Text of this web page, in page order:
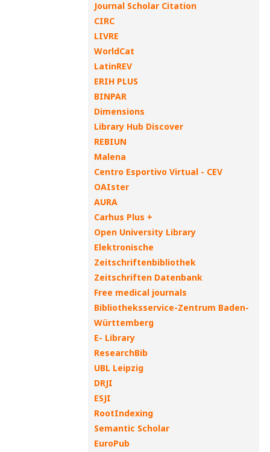
Journal Scholar Citation
CIRC
LIVRE
WorldCat
LatinREV
ERIH PLUS
BINPAR
Dimensions
Library Hub Discover
REBIUN
Malena
Centro Esportivo Virtual - CEV
OAIster
AURA
Carhus Plus +
Open University Library
Elektronische
Zeitschriftenbibliothek
Zeitschriften Datenbank
Free medical journals
Bibliotheksservice-Zentrum Baden-
Württemberg
E- Library
ResearchBib
UBL Leipzig
DRJI
ESJI
RootIndexing
Semantic Scholar
EuroPub